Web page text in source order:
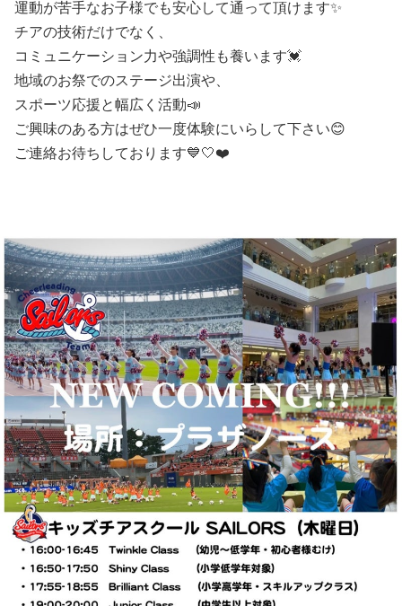
運動が苦手なお子様でも安心して通って頂けます✨
チアの技術だけでなく、
コミュニケーション力や強調性も養います💓
地域のお祭でのステージ出演や、
スポーツ応援と幅広く活動📣
ご興味のある方はぜひ一度体験にいらして下さい😊
ご連絡お待ちしております💙🤍❤️